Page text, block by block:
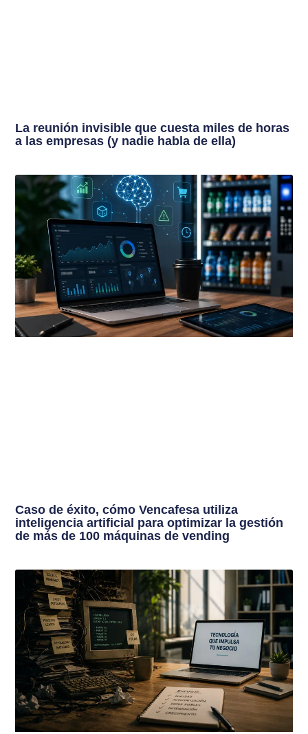
La reunión invisible que cuesta miles de horas
a las empresas (y nadie habla de ella)
Caso de éxito, cómo Vencafesa utiliza
inteligencia artificial para optimizar la gestión
de más de 100 máquinas de vending